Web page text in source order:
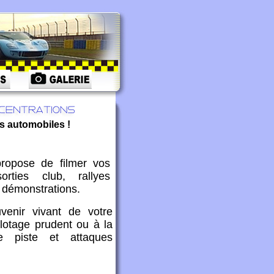
automobiles !
de filmer vos
club, rallyes
vivant de votre
prudent ou à la
piste et attaques